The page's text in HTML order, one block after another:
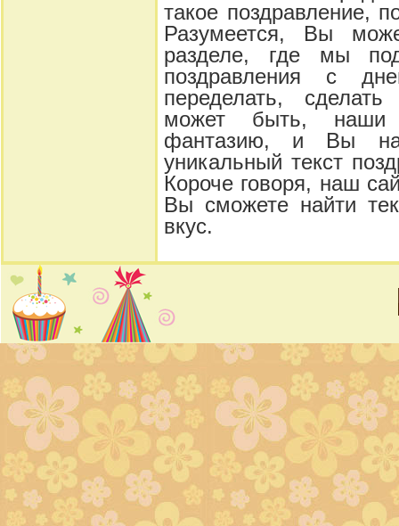
такое поздравление,
Разумеется, Вы
разделе, где мы
поздравления с
переделать,
может быть, наши
фантазию, и Вы
уникальный текст
Короче говоря, наш
Вы сможете найти
вкус.